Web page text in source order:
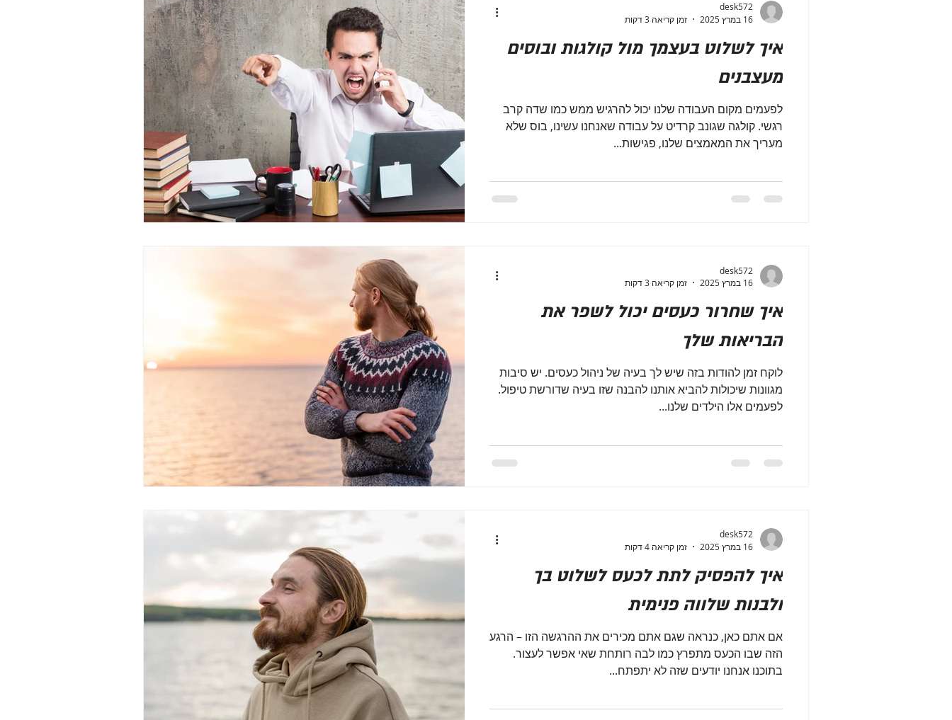
איך לשלוט בעצמך מול קולגות ובוסים
מעצבנים
לפעמים מקום העבודה שלנו יכול להרגיש ממש כמו שדה קרב
רגשי. קולגה שגונב קרדיט על עבודה שאנחנו עשינו, בוס שלא
מעריך את המאמצים שלנו, פגישות...
desk572
16 במרץ 2025
זמן קריאה 3 דקות
איך שחרור כעסים יכול לשפר את
הבריאות שלך
לוקח זמן להודות בזה שיש לך בעיה של ניהול כעסים. יש סיבות
מגוונות שיכולות להביא אותנו להבנה שזו בעיה שדורשת טיפול.
לפעמים אלו הילדים שלנו...
desk572
16 במרץ 2025
זמן קריאה 3 דקות
איך להפסיק לתת לכעס לשלוט בך
ולבנות שלווה פנימית
אם אתם כאן, כנראה שגם אתם מכירים את ההרגשה הזו – הרגע
הזה שבו הכעס מתפרץ כמו לבה רותחת שאי אפשר לעצור.
בתוכנו אנחנו יודעים שזה לא יתפתח...
desk572
16 במרץ 2025
זמן קריאה 4 דקות